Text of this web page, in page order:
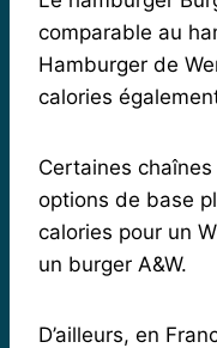
comparable au
Hamburger de
calories
Certaines
options de base
calories pour un
un burger A&W.
D’ailleurs, en